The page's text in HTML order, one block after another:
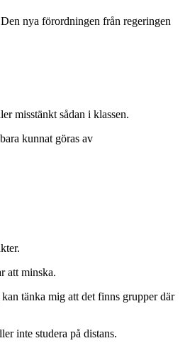
nya förordningen från regeringen
misstänkt sådan i klassen.
kunnat göras av
att minska.
tänka mig att det finns grupper där
inte studera på distans.